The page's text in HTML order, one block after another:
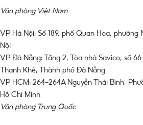
Văn phòng Việt Nam
VP Hà Nội: Số 189, phố Quan Hoa, phường
Nội
VP Đà Nẵng: Tầng 2, Tòa nhà Savico, số 66
Thanh Khê, Thành phố Đà Nẵng
VP HCM: 264-264A Nguyễn Thái Bình,
Hồ Chí Minh
Văn phòng Trung Quốc